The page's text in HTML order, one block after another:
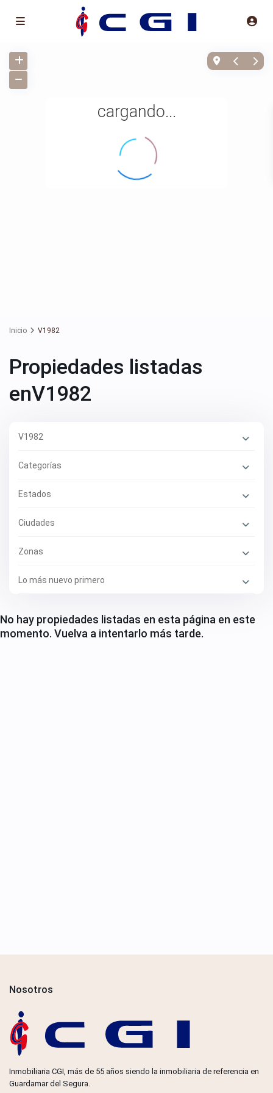
cargando...
Inicio V1982
Propiedades listadas
enV1982
V1982
Categorías
Estados
Ciudades
Zonas
Lo más nuevo primero
No hay propiedades listadas en esta página en este
momento. Vuelva a intentarlo más tarde.
Nosotros
Inmobiliaria CGI, más de 55 años siendo la inmobiliaria de referencia en
Guardamar del Segura.